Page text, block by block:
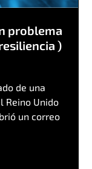
problema
)
de una
Reino Unido
un correo